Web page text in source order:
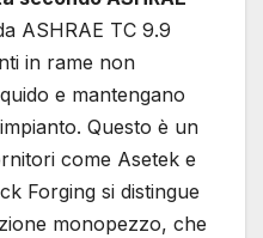
ASHRAE TC 9.9
in rame non
e mantengano
Questo è un
come Asetek e
Forging si distingue
monopezzo, che